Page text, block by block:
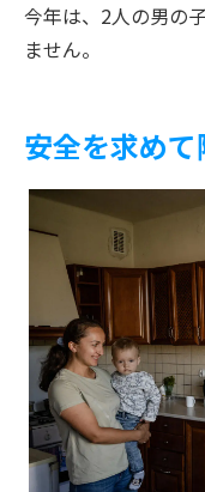
今年は、2人の男の
ません。
安全を求め